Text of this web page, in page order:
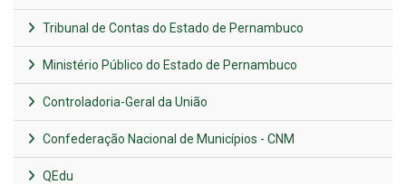
Tribunal de Contas do Estado de Pernambuco
Ministério Público do Estado de Pernambuco
Controladoria-Geral da União
Confederação Nacional de Municípios - CNM
QEdu